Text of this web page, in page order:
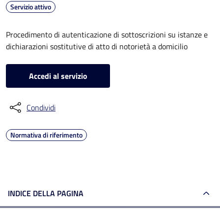
Servizio attivo
Procedimento di autenticazione di sottoscrizioni su istanze e
dichiarazioni sostitutive di atto di notorietà a domicilio
Accedi al servizio
Condividi
Normativa di riferimento
INDICE DELLA PAGINA